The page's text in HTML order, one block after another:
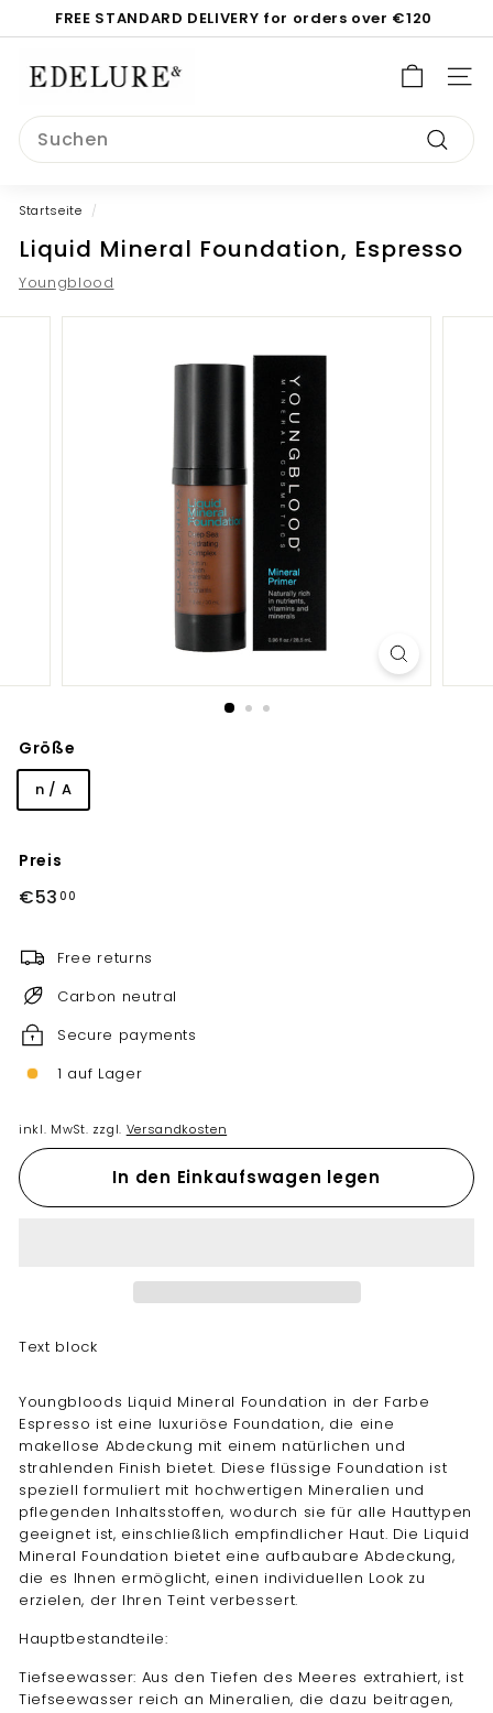
zum
Pause
FREE STANDARD DELIVERY for orders over €120
E
d
e
l
r
e.
c
o
m
Search
Suchen
Startseite /
Liquid Mineral Foundation, Espresso
Youngblood
Größe
n / A
Preis
Normaler
€53 00
Free returns
Carbon neutral
Secure payments
1 auf Lager
inkl. MwSt. zzgl. Versandkosten
In den Einkaufswagen legen
Text block
Youngbloods Liquid Mineral Foundation in der Farbe
Espresso ist eine luxuriöse Foundation, die eine
makellose Abdeckung mit einem natürlichen und
strahlenden Finish bietet. Diese flüssige Foundation ist
speziell formuliert mit hochwertigen Mineralien und
pflegenden Inhaltsstoffen, wodurch sie für alle Hauttypen
geeignet ist, einschließlich empfindlicher Haut. Die Liquid
Mineral Foundation bietet eine aufbaubare Abdeckung,
die es Ihnen ermöglicht, einen individuellen Look zu
erzielen, der Ihren Teint verbessert.
Hauptbestandteile:
Tiefseewasser: Aus den Tiefen des Meeres extrahiert, ist
Tiefseewasser reich an Mineralien, die dazu beitragen,